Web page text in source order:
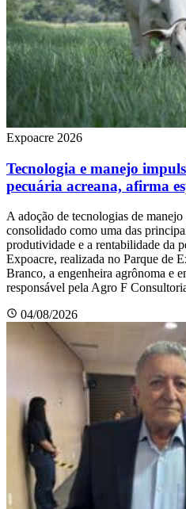
Expoacre 2026
Tecnologia e manejo
pecuária acreana, afirma
A adoção de tecnologias de
consolidado como uma das
produtividade e a rentabilidade da
Expoacre, realizada no Parque de
Branco, a engenheira agrônoma e
responsável pela Agro F
04/08/2026